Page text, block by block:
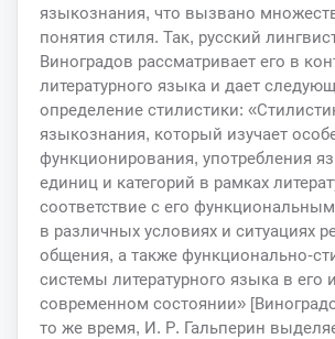
языкознания, что вызвано
понятия стиля. Так, русский
Виноградов рассматривает его в
литературного языка и дает
определение стилистики:
языкознания, который изучает
функционирования, употребления
единиц и категорий в рамках
соответствие с его
в различных условиях и ситуациях
общения, а также функционально-
системы литературного языка в его
современном состоянии»
то же время, И. Р. Гальперин